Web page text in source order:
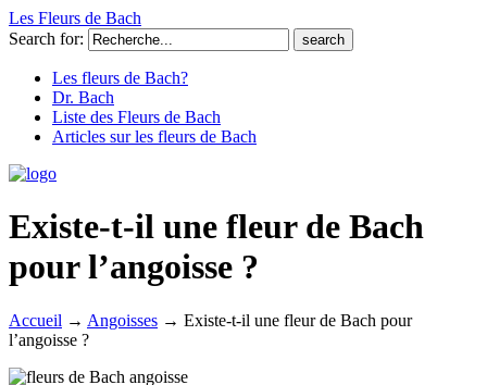
Les Fleurs de Bach
Search for:
Les fleurs de Bach?
Dr. Bach
Liste des Fleurs de Bach
Articles sur les fleurs de Bach
Existe-t-il une fleur de Bach
pour l’angoisse ?
Accueil → Angoisses → Existe-t-il une fleur de Bach pour
l’angoisse ?